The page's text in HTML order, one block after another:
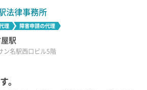
法律事務所
理 障害申請の代理
駅
ン名駅西口ビル5階
。